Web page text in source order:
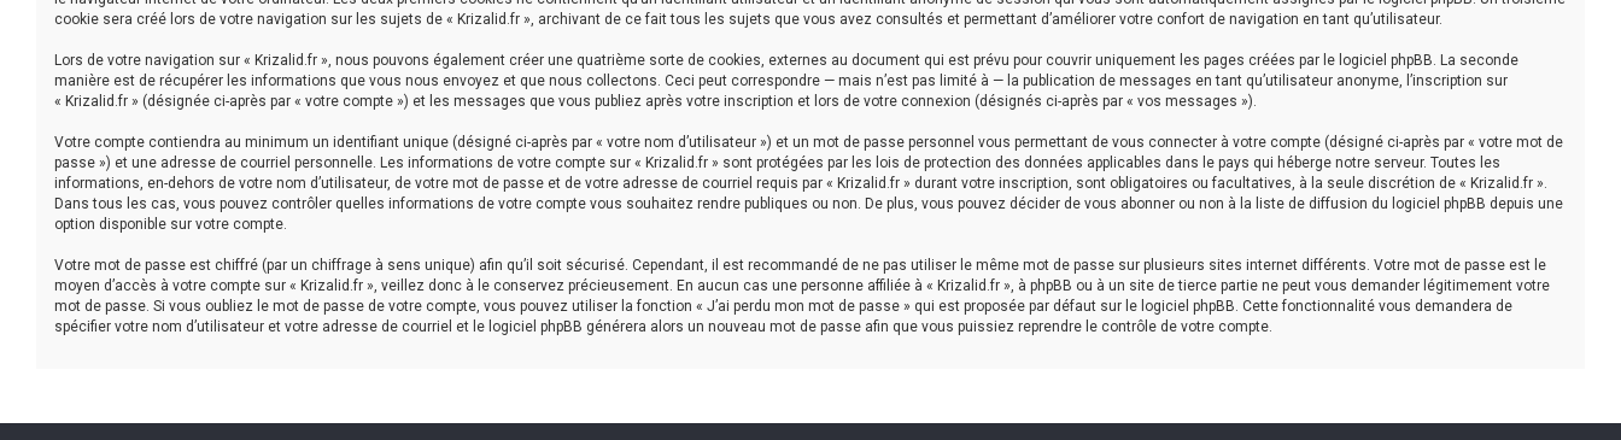
cookie sera créé lors de votre navigation sur les sujets de « Krizalid.fr », archivant de ce fait tous les sujets que vous avez consultés et permettant d’améliorer votre confort de navigation en tant qu’utilisateur.
Lors de votre navigation sur « Krizalid.fr », nous pouvons également créer une quatrième sorte de cookies, externes au document qui est prévu pour couvrir uniquement les pages créées par le logiciel phpBB. La seconde
manière est de récupérer les informations que vous nous envoyez et que nous collectons. Ceci peut correspondre — mais n’est pas limité à — la publication de messages en tant qu’utilisateur anonyme, l’inscription sur
« Krizalid.fr » (désignée ci-après par « votre compte ») et les messages que vous publiez après votre inscription et lors de votre connexion (désignés ci-après par « vos messages »).
Votre compte contiendra au minimum un identifiant unique (désigné ci-après par « votre nom d’utilisateur ») et un mot de passe personnel vous permettant de vous connecter à votre compte (désigné ci-après par « votre mot de
passe ») et une adresse de courriel personnelle. Les informations de votre compte sur « Krizalid.fr » sont protégées par les lois de protection des données applicables dans le pays qui héberge notre serveur. Toutes les
informations, en-dehors de votre nom d’utilisateur, de votre mot de passe et de votre adresse de courriel requis par « Krizalid.fr » durant votre inscription, sont obligatoires ou facultatives, à la seule discrétion de « Krizalid.fr ».
Dans tous les cas, vous pouvez contrôler quelles informations de votre compte vous souhaitez rendre publiques ou non. De plus, vous pouvez décider de vous abonner ou non à la liste de diffusion du logiciel phpBB depuis une
option disponible sur votre compte.
Votre mot de passe est chiffré (par un chiffrage à sens unique) afin qu’il soit sécurisé. Cependant, il est recommandé de ne pas utiliser le même mot de passe sur plusieurs sites internet différents. Votre mot de passe est le
moyen d’accès à votre compte sur « Krizalid.fr », veillez donc à le conservez précieusement. En aucun cas une personne affiliée à « Krizalid.fr », à phpBB ou à un site de tierce partie ne peut vous demander légitimement votre
mot de passe. Si vous oubliez le mot de passe de votre compte, vous pouvez utiliser la fonction « J’ai perdu mon mot de passe » qui est proposée par défaut sur le logiciel phpBB. Cette fonctionnalité vous demandera de
spécifier votre nom d’utilisateur et votre adresse de courriel et le logiciel phpBB générera alors un nouveau mot de passe afin que vous puissiez reprendre le contrôle de votre compte.